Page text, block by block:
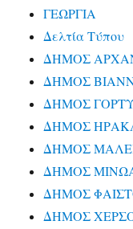
ΓΕΩΡΓΙΑ
Δελτία Τύπου
ΔΗΜΟΣ
ΔΗΜΟΣ
ΔΗΜΟΣ
ΔΗΜΟΣ
ΔΗΜΟΣ
ΔΗΜΟΣ
ΔΗΜΟΣ
ΔΗΜΟΣ